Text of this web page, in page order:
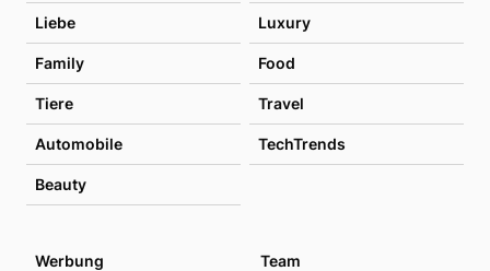
Liebe Luxury
Family Food
Tiere Travel
Automobile TechTrends
Beauty
Werbung Team